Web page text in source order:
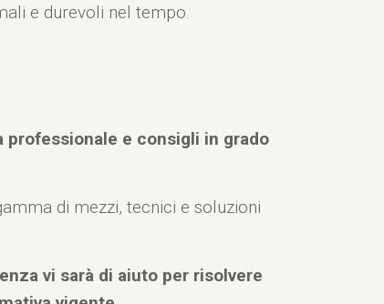
e durevoli nel tempo.
professionale e consigli in grado
di mezzi, tecnici e soluzioni
vi sarà di aiuto per risolvere